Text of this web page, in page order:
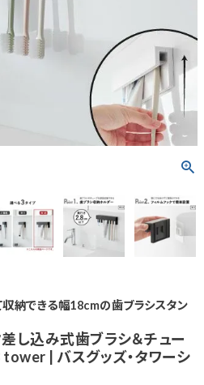
納できる幅18cmの歯ブラシスタン
し込み式歯ブラシ＆チュー
| バスグッズ・タワーシ